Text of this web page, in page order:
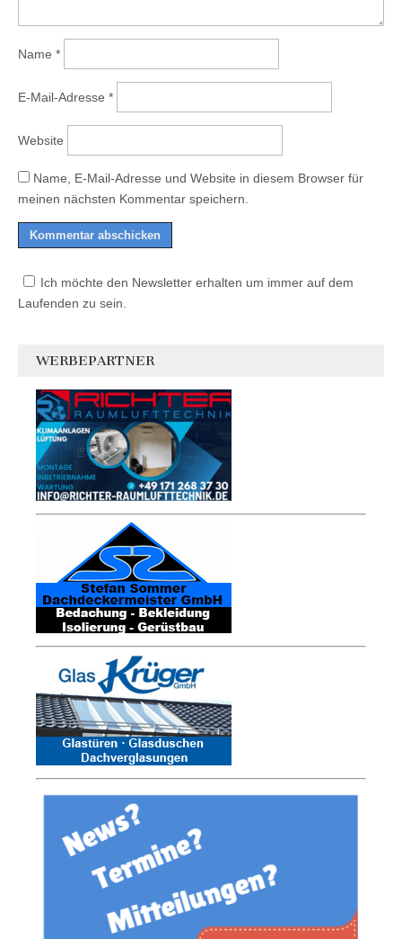
Name *
E-Mail-Adresse *
Website
Name, E-Mail-Adresse und Website in diesem Browser für
meinen nächsten Kommentar speichern.
Ich möchte den Newsletter erhalten um immer auf dem
Laufenden zu sein.
WERBEPARTNER